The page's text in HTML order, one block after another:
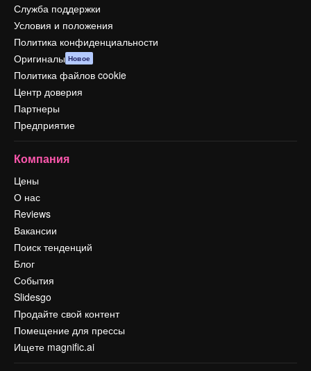
Служба поддержки
Условия и положения
Политика конфиденциальности
Оригиналы Новое
Политика файлов cookie
Центр доверия
Партнеры
Предприятие
Компания
Цены
О нас
Reviews
Вакансии
Поиск тенденций
Блог
События
Slidesgo
Продайте свой контент
Помещение для прессы
Ищете magnific.ai